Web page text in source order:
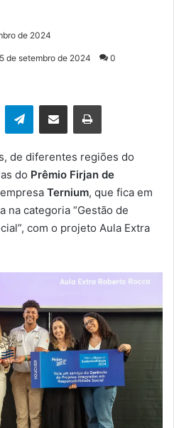
de 2024
de setembro de 2024 0
Telegram
de diferentes regiões do
do Prêmio Firjan de
Ternium, que fica em
na categoria “Gestão de
com o projeto Aula Extra